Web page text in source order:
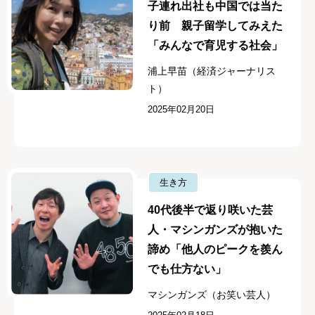
子連れ出社も中国では当た
り前 親子留学してみえた
「みんなで育児する社会」
浦上早苗（経済ジャーナリス
ト）
2025年02月20日
生き方
40代後半で返り咲いた芸
人・マシンガンズが抱いた
諦め「他人のピークを羨ん
でも仕方ない」
マシンガンズ（お笑い芸人）